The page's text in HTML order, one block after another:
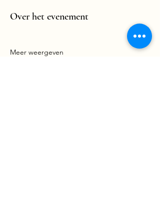
Over het evenement
Meer weergeven